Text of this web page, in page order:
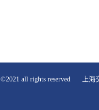
©2021 all rights reserved 上